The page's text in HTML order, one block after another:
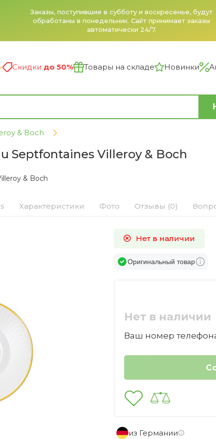
Заказы, поступившие в субботу и воскресенье, будут
обработаны в понедельник. Сайт принимает заказы
автоматически 24/7.
Скидки до 50% Товары на складе Новинки
& Boch
Septfontaines Villeroy & Boch
& Boch
Характеристики Фото Отзывы (0)
Нет в наличии
Оригинальный товар
Нет в наличии
Ваш номер
из Германии